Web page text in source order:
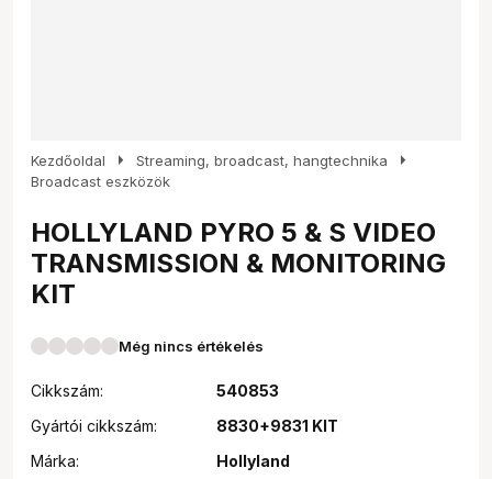
Kezdőoldal arrow_right Streaming, broadcast, hangtechnika arrow_right
Broadcast eszközök
HOLLYLAND PYRO 5 & S VIDEO
TRANSMISSION & MONITORING
KIT
Még nincs értékelés
Cikkszám:
540853
Gyártói cikkszám:
8830+9831 KIT
Márka:
Hollyland